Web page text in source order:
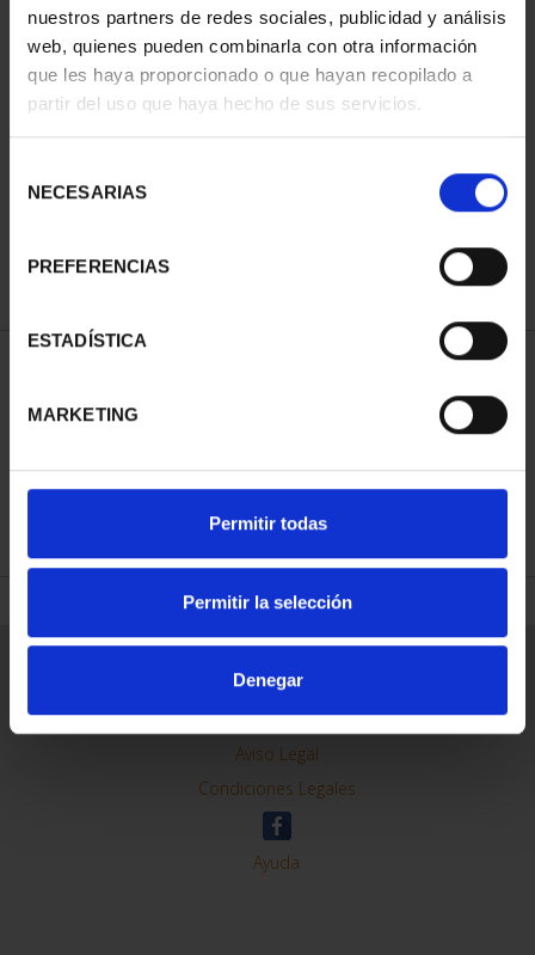
nuestros partners de redes sociales, publicidad y análisis
web, quienes pueden combinarla con otra información
que les haya proporcionado o que hayan recopilado a
partir del uso que haya hecho de sus servicios.
NECESARIAS
PREFERENCIAS
ESTADÍSTICA
MARKETING
Permitir todas
Permitir la selección
Denegar
73,00 €
REFINAR
Contacto
Preguntas Frequentes (FAQs)
Aviso Legal
Condiciones Legales
Ayuda